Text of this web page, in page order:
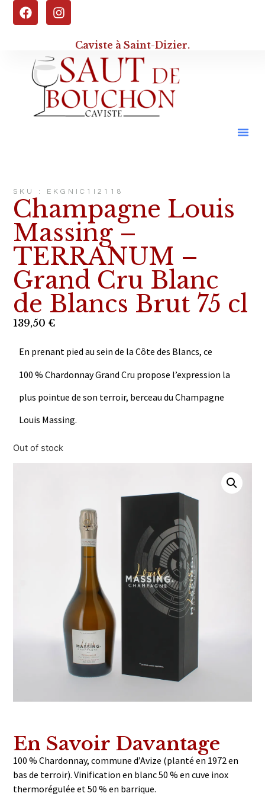
Caviste à Saint-Dizier.
SKU : EKGNIC1I2118
Champagne Louis
Massing –
TERRANUM –
Grand Cru Blanc
de Blancs Brut 75 cl
139,50 €
En prenant pied au sein de la Côte des Blancs, ce
100 % Chardonnay Grand Cru propose l’expression la
plus pointue de son terroir, berceau du Champagne
Louis Massing.
Out of stock
En Savoir Davantage
100 % Chardonnay, commune d’Avize (planté en 1972 en
bas de terroir). Vinification en blanc 50 % en cuve inox
thermorégulée et 50 % en barrique.